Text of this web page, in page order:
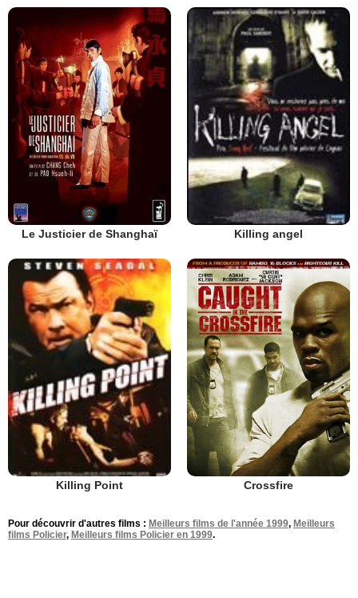
Le Justicier de Shanghaï Killing angel
Killing Point Crossfire
Pour découvrir d'autres films : Meilleurs films de l'année 1999, Meilleurs
films Policier, Meilleurs films Policier en 1999.